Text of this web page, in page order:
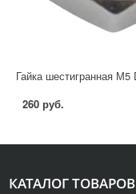
260 руб.
КАТАЛОГ ТОВАРОВ